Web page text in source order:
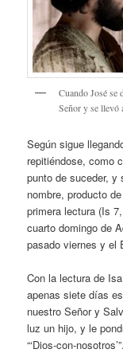
Cuando José se
Señor y se llevó
Según sigue
repitiéndose, como
punto de suceder, y
nombre, producto
primera lectura (Is
cuarto domingo de
pasado viernes y el
Con la lectura de
apenas siete días
nuestro Señor y
luz un hijo, y le
“‘Dios-con-nosotros’”.